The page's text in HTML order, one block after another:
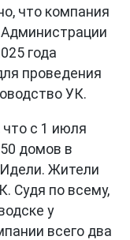
что компания
года
проведения
УК.
с 1 июля
домов в
Жители
Судя по всему,
у
всего два